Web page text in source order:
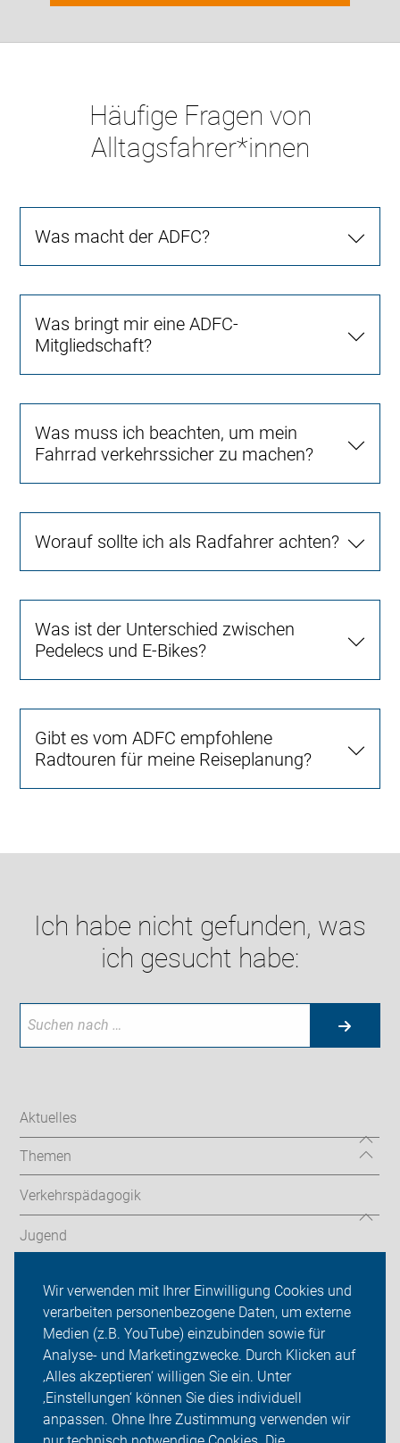
Wir verwenden mit Ihrer Einwilligung Cookies und
verarbeiten personenbezogene Daten, um externe
Medien (z.B. YouTube) einzubinden sowie für
Analyse- und Marketingzwecke. Durch Klicken auf
‚Alles akzeptieren‘ willigen Sie ein. Unter
‚Einstellungen‘ können Sie dies individuell
anpassen. Ohne Ihre Zustimmung verwenden wir
Häufige Fragen von
Alltagsfahrer*innen
Was macht der ADFC?
Was bringt mir eine ADFC-
Mitgliedschaft?
Was muss ich beachten, um mein
Fahrrad verkehrssicher zu machen?
Worauf sollte ich als Radfahrer achten?
Was ist der Unterschied zwischen
Pedelecs und E-Bikes?
Gibt es vom ADFC empfohlene
Radtouren für meine Reiseplanung?
Ich habe nicht gefunden, was
ich gesucht habe:
Aktuelles
Themen
Verkehrspädagogik
Jugend
ADFC Rhein-Neckar
Sei dabei
Presse
Login